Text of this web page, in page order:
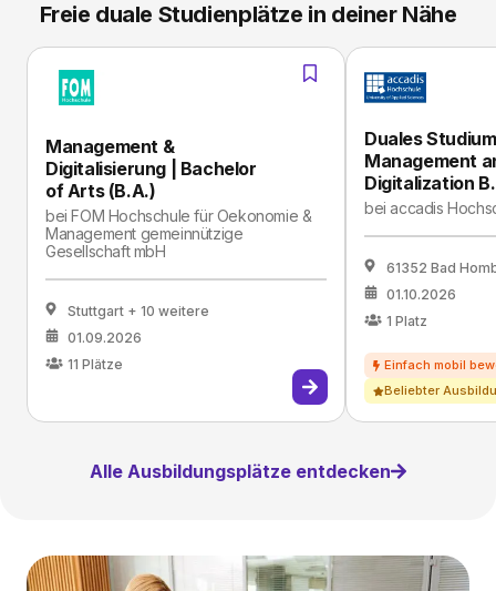
Freie duale Studienplätze in deiner Nähe
Management &
Digitalisierung | Bachelor
of Arts (B.A.)
beiFOM Hochschule für Oekonomie &
Management gemeinnützige
Gesellschaft mbH
Stuttgart + 10 weitere
01.09.2026
11 Plätze
Duales
Management
Digitalization
beiaccadis
61352 Bad
01.10.2026
1 Platz
Beliebter
Alle Ausbildungsplätze entdecken